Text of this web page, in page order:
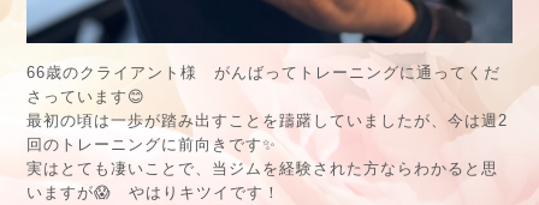
66歳のクライアント様 がんばってトレーニングに通ってくだ
さっています😊
最初の頃は一歩が踏み出すことを躊躇していましたが、今は週2
回のトレーニングに前向きです✨
実はとても凄いことで、当ジムを経験された方ならわかると思
いますが😱 やはりキツイです！